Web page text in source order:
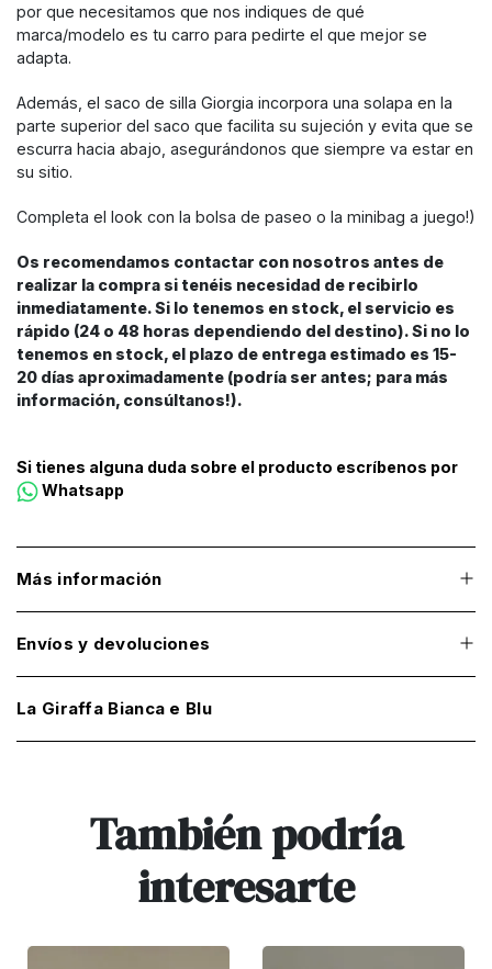
por que necesitamos que nos indiques de qué
marca/modelo es tu carro para pedirte el que mejor se
adapta.
Además, el saco de silla Giorgia incorpora una solapa en la
parte superior del saco que facilita su sujeción y evita que se
escurra hacia abajo, asegurándonos que siempre va estar en
su sitio.
Completa el look con la bolsa de paseo o la minibag a juego!)
Os recomendamos contactar con nosotros antes de
realizar la compra si tenéis necesidad de recibirlo
inmediatamente. Si lo tenemos en stock, el servicio es
rápido (24 o 48 horas dependiendo del destino). Si no lo
tenemos en stock, el plazo de entrega estimado es 15-
20 días aproximadamente (podría ser antes; para más
información, consúltanos!).
Si tienes alguna duda sobre el producto escríbenos por
Whatsapp
Más información
Envíos y devoluciones
La Giraffa Bianca e Blu
También podría
interesarte